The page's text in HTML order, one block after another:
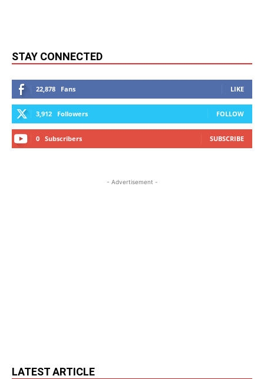
STAY CONNECTED
22,878 Fans LIKE
3,912 Followers FOLLOW
0 Subscribers SUBSCRIBE
- Advertisement -
LATEST ARTICLE